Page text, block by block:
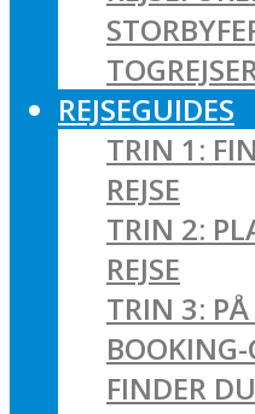
REJSEGUIDES
TRIN 1:
REJSE
TRIN 2:
REJSE
TRIN 3: PÅ
FINDER